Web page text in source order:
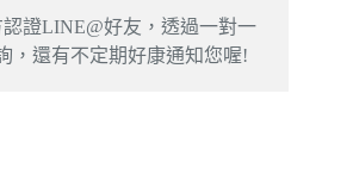
證LINE@好友，透過一對一
，還有不定期好康通知您喔!